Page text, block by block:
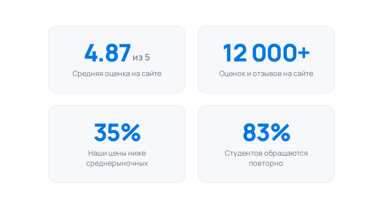
4.87 из 5
Средняя оценка на сайте
12 000+
Оценок и отзывов на сайте
35%
Наши цены ниже
среднерыночных
83%
Студентов обращаются
повторно